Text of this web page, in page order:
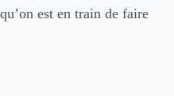
est en train de faire